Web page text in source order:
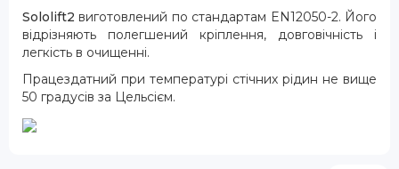
Sololift2 виготовлений по стандартам EN12050-2. Його
відрізняють полегшений кріплення, довговічність і
легкість в очищенні.
Працездатний при температурі стічних рідин не вище
50 градусів за Цельсієм.